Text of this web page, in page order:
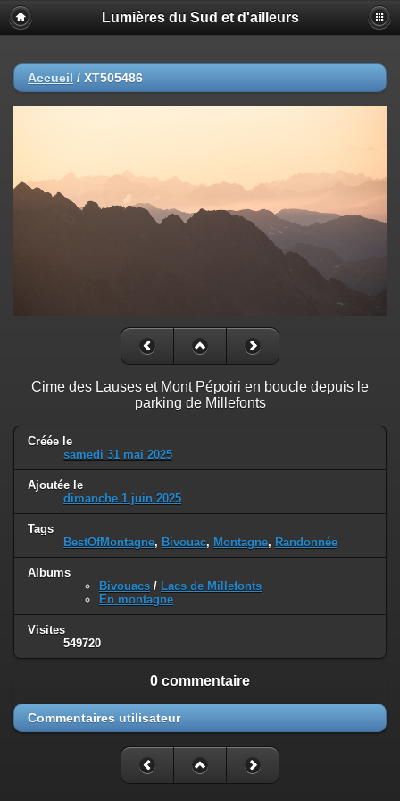
Lumières du Sud et d'ailleurs
Accueil / XT505486
Cime des Lauses et Mont Pépoiri en boucle depuis le
parking de Millefonts
Créée le
samedi 31 mai 2025
Ajoutée le
dimanche 1 juin 2025
Tags
BestOfMontagne, Bivouac, Montagne, Randonnée
Albums
Bivouacs / Lacs de Millefonts
En montagne
Visites
549720
0 commentaire
Commentaires utilisateur